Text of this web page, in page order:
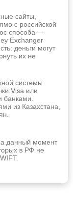
сайты,
с российской
способа —
Exchanger
деньги могут
их не
системы
Visa или
из Казахстана,
данный момент
в РФ не
на-Амуре